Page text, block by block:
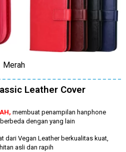
Merah
Leather Cover
membuat penampilan hanphone
dengan yang lain
dari Vegan Leather berkualitas kuat,
asli dan rapih